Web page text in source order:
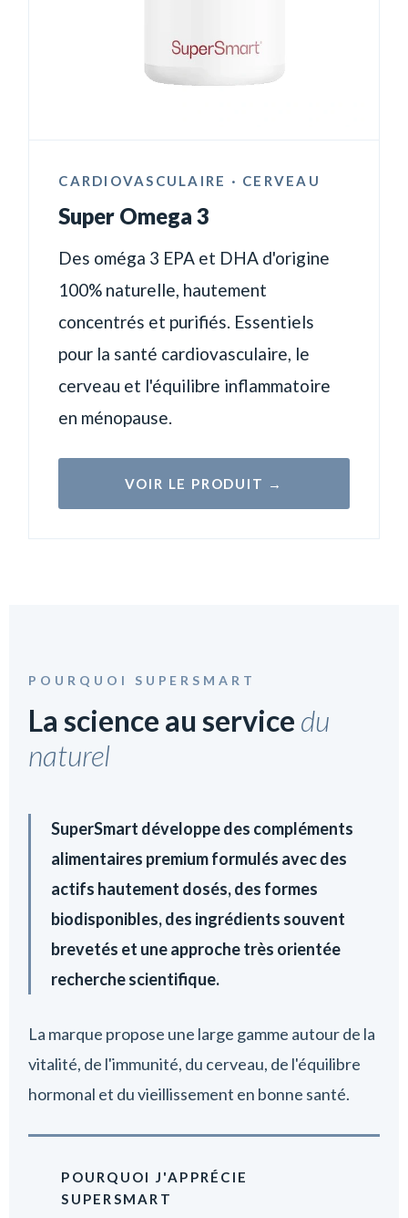
CARDIOVASCULAIRE · CERVEAU
Super Omega 3
Des oméga 3 EPA et DHA d'origine
100% naturelle, hautement
concentrés et purifiés. Essentiels
pour la santé cardiovasculaire, le
cerveau et l'équilibre inflammatoire
en ménopause.
VOIR LE PRODUIT →
POURQUOI SUPERSMART
La science au service du
naturel
SuperSmart développe des compléments
alimentaires premium formulés avec des
actifs hautement dosés, des formes
biodisponibles, des ingrédients souvent
brevetés et une approche très orientée
recherche scientifique.
La marque propose une large gamme autour de la
vitalité, de l'immunité, du cerveau, de l'équilibre
hormonal et du vieillissement en bonne santé.
POURQUOI J'APPRÉCIE
SUPERSMART